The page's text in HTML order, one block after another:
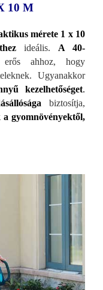
10 M
mérete 1 x 10
ideális. A 40-
erős ahhoz, hogy
Ugyanakkor
kezelhetőséget.
biztosítja,
gyomnövényektől,